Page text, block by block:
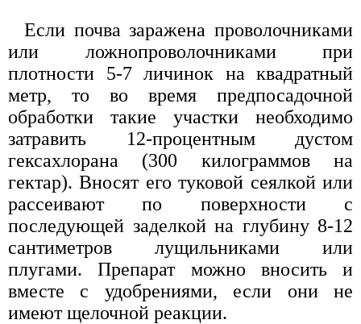
Если почва заражена проволочниками
или ложнопроволочниками при
плотности 5-7 личинок на квадратный
метр, то во время предпосадочной
обработки такие участки необходимо
затравить 12-процентным дустом
гексахлорана (300 килограммов на
гектар). Вносят его туковой сеялкой или
рассеивают по поверхности с
последующей заделкой на глубину 8-12
сантиметров лущильниками или
плугами. Препарат можно вносить и
вместе с удобрениями, если они не
имеют щелочной реакции.